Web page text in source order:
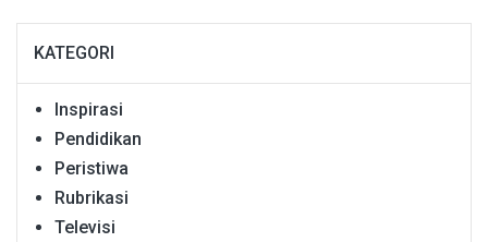
KATEGORI
Inspirasi
Pendidikan
Peristiwa
Rubrikasi
Televisi